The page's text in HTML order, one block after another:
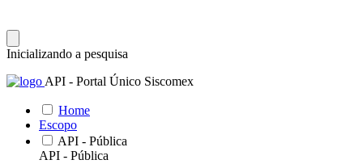
Inicializando a pesquisa
API - Portal Único Siscomex
Home
Escopo
API - Pública
API - Pública